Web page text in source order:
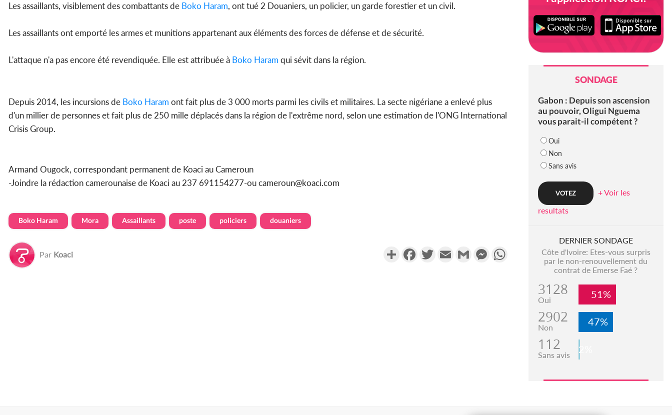
Les assaillants, visiblement des combattants de Boko Haram, ont tué 2 Douaniers, un policier, un garde forestier et un civil.
Les assaillants ont emporté les armes et munitions appartenant aux éléments des forces de défense et de sécurité.
L'attaque n'a pas encore été revendiquée. Elle est attribuée à Boko Haram qui sévit dans la région.
Depuis 2014, les incursions de Boko Haram ont fait plus de 3 000 morts parmi les civils et militaires. La secte nigériane a enlevé plus
d'un millier de personnes et fait plus de 250 mille déplacés dans la région de l'extrême nord, selon une estimation de l'ONG International
Crisis Group.
Armand Ougock, correspondant permanent de Koaci au Cameroun
-Joindre la rédaction camerounaise de Koaci au 237 691154277-ou cameroun@koaci.com
Boko Haram Mora Assaillants poste policiers douaniers
Par Koaci PartagerFacebookTwitterEmail Gmail MessengerWhatsApp
SONDAGE
Gabon : Depuis son ascension
au pouvoir, Oligui Nguema
vous parait-il compétent ?
Oui
Non
Sans avis
+ Voir les
resultats
DERNIER SONDAGE
Côte d'Ivoire: Etes-vous surpris
par le non-renouvellement du
contrat de Emerse Faé ?
3128
Oui 51%
2902
Non 47%
112
Sans avis 2%